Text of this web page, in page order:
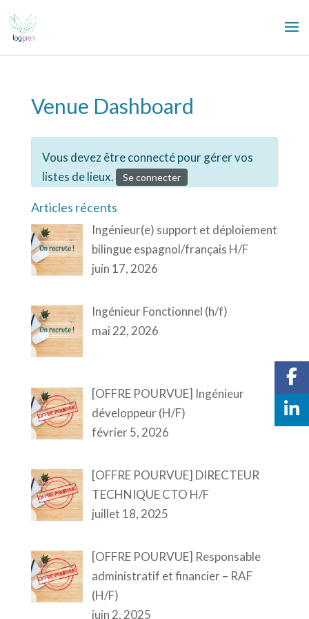
Venue Dashboard
Vous devez être connecté pour gérer vos
listes de lieux.
Se connecter
Articles récents
Ingénieur(e) support et déploiement
bilingue espagnol/français H/F
juin 17, 2026
Ingénieur Fonctionnel (h/f)
mai 22, 2026
[OFFRE POURVUE] Ingénieur
développeur (H/F)
février 5, 2026
[OFFRE POURVUE] DIRECTEUR
TECHNIQUE CTO H/F
juillet 18, 2025
[OFFRE POURVUE] Responsable
administratif et financier – RAF
(H/F)
juin 2, 2025